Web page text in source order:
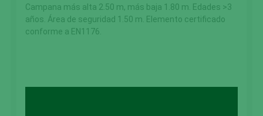
Campana más alta 2.50 m, más baja 1.80 m. Edades >3
años. Área de seguridad 1.50 m. Elemento certificado
conforme a EN1176.